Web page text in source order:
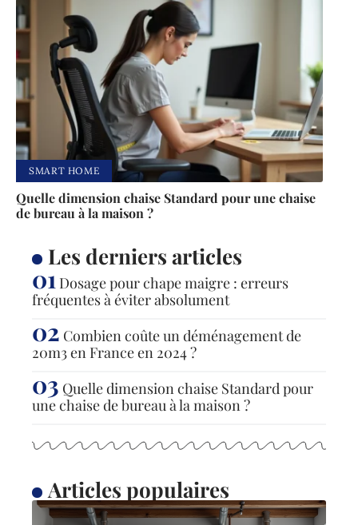
SMART HOME
Quelle dimension chaise Standard pour une chaise
de bureau à la maison ?
Les derniers articles
Dosage pour chape maigre : erreurs
fréquentes à éviter absolument
Combien coûte un déménagement de
20m3 en France en 2024 ?
Quelle dimension chaise Standard pour
une chaise de bureau à la maison ?
Articles populaires